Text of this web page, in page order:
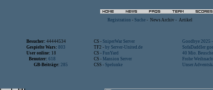
Registration - Suche - News Archiv - Artikel
Besucher: 44444534 CS - SniperWar Server Goodbye 2025
Gespielte Wars: 803 TF2 - by Server-United.de SofaDaddler
User online: 18 CS - FunYard 40 Mio.
Benutzer: 618 CS - Mansion Server Frohe
GB-Beiträge: 285 CSS - Spelunke Unser